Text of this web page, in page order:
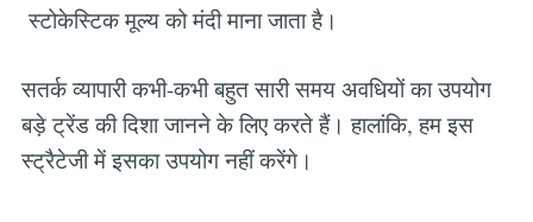
स्टोकेस्टिक मूल्य को मंदी माना जाता है।
सतर्क व्यापारी कभी-कभी बहुत सारी समय अवधियों का उपयोग
बड़े ट्रेंड की दिशा जानने के लिए करते हैं। हालांकि, हम इस
स्ट्रैटेजी में इसका उपयोग नहीं करेंगे।